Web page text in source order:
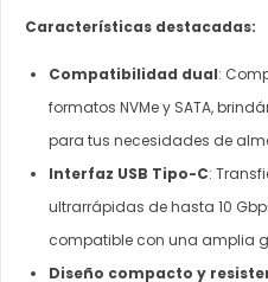
Características destacadas:
Compatibilidad dual:
formatos NVMe y SATA,
para tus necesidades de
Interfaz USB Tipo-C:
ultrarrápidas de hasta 10
compatible con una amplia
Diseño compacto y